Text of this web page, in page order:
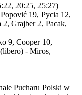
20:25, 25:27)
19, Pycia 12,
Grajber 2, Pacak,
9, Cooper 10,
- Miros,
Pucharu Polski w